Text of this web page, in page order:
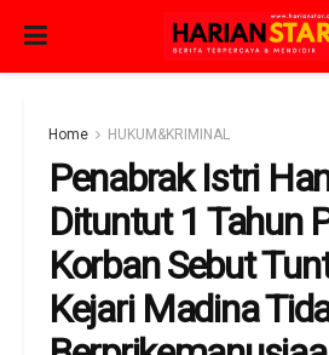
Home HUKUM&KRIMINAL
Penabrak Istri
Dituntut 1 Tahun
Korban Sebut
Kejari Madina